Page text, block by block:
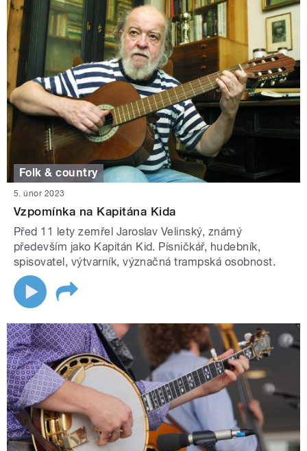
Folk & country
5. únor 2023
Vzpomínka na Kapitána Kida
Před 11 lety zemřel Jaroslav Velinský, známý
především jako Kapitán Kid. Písničkář, hudebník,
spisovatel, výtvarník, význačná trampská osobnost.